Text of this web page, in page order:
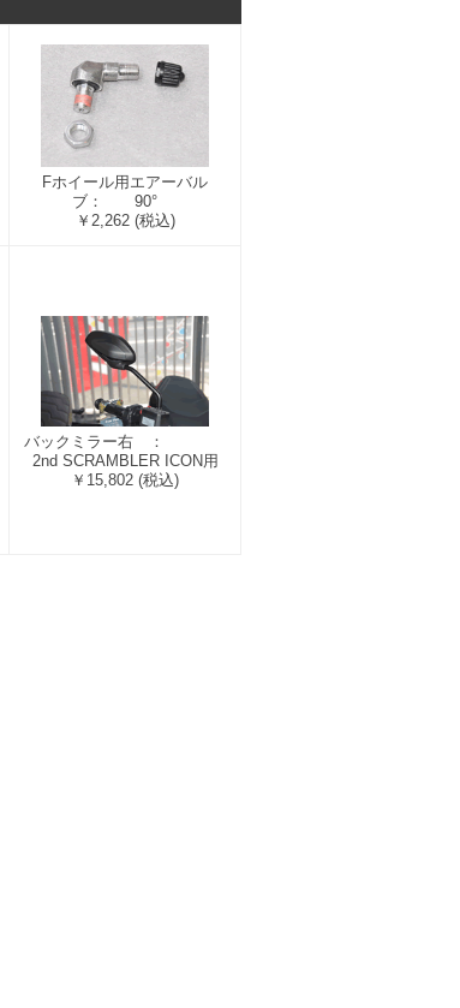
Fホイール用エアーバル
ブ： 90°
￥2,262 (税込)
バックミラー右 ：
2nd SCRAMBLER ICON用
￥15,802 (税込)